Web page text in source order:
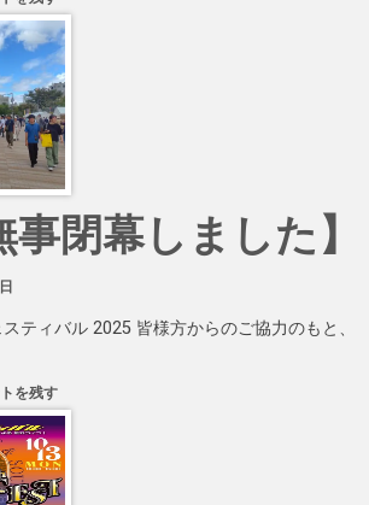
事閉幕しました】
ティバル 2025 皆様方からのご協力のもと、
を残す